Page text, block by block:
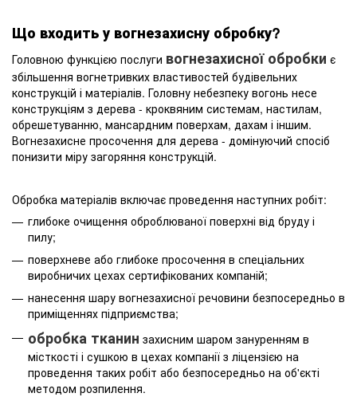
Що входить у вогнезахисну обробку?
Головною функцією послуги вогнезахисної обробки є
збільшення вогнетривких властивостей будівельних
конструкцій і матеріалів. Головну небезпеку вогонь несе
конструкціям з дерева - кроквяним системам, настилам,
обрешетуванню, мансардним поверхам, дахам і іншим.
Вогнезахисне просочення для дерева - домінуючий спосіб
понизити міру загоряння конструкцій.
Обробка матеріалів включає проведення наступних робіт:
глибоке очищення оброблюваної поверхні від бруду і
пилу;
поверхневе або глибоке просочення в спеціальних
виробничих цехах сертифікованих компаній;
нанесення шару вогнезахисної речовини безпосередньо в
приміщеннях підприємства;
обробка тканин захисним шаром зануренням в
місткості і сушкою в цехах компанії з ліцензією на
проведення таких робіт або безпосередньо на об'єкті
методом розпилення.